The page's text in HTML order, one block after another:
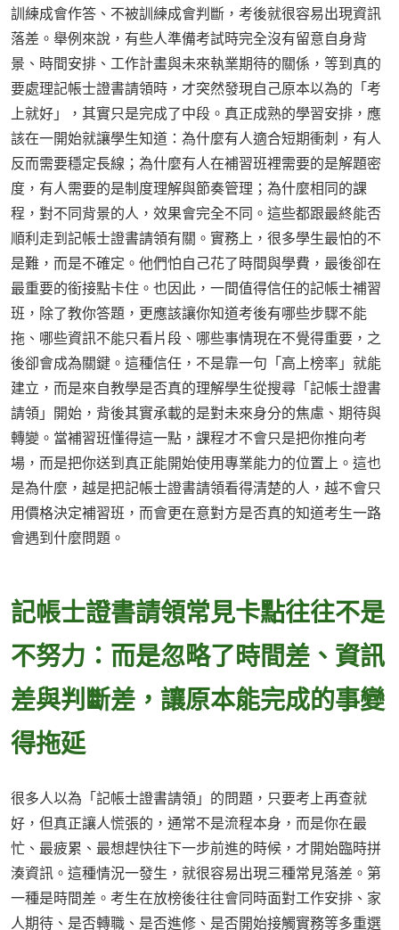
訓練成會作答、不被訓練成會判斷，考後就很容易出現資訊
落差。舉例來說，有些人準備考試時完全沒有留意自身背
景、時間安排、工作計畫與未來執業期待的關係，等到真的
要處理記帳士證書請領時，才突然發現自己原本以為的「考
上就好」，其實只是完成了中段。真正成熟的學習安排，應
該在一開始就讓學生知道：為什麼有人適合短期衝刺，有人
反而需要穩定長線；為什麼有人在補習班裡需要的是解題密
度，有人需要的是制度理解與節奏管理；為什麼相同的課
程，對不同背景的人，效果會完全不同。這些都跟最終能否
順利走到記帳士證書請領有關。實務上，很多學生最怕的不
是難，而是不確定。他們怕自己花了時間與學費，最後卻在
最重要的銜接點卡住。也因此，一間值得信任的記帳士補習
班，除了教你答題，更應該讓你知道考後有哪些步驟不能
拖、哪些資訊不能只看片段、哪些事情現在不覺得重要，之
後卻會成為關鍵。這種信任，不是靠一句「高上榜率」就能
建立，而是來自教學是否真的理解學生從搜尋「記帳士證書
請領」開始，背後其實承載的是對未來身分的焦慮、期待與
轉變。當補習班懂得這一點，課程才不會只是把你推向考
場，而是把你送到真正能開始使用專業能力的位置上。這也
是為什麼，越是把記帳士證書請領看得清楚的人，越不會只
用價格決定補習班，而會更在意對方是否真的知道考生一路
會遇到什麼問題。
記帳士證書請領常見卡點往往不是
不努力：而是忽略了時間差、資訊
差與判斷差，讓原本能完成的事變
得拖延
很多人以為「記帳士證書請領」的問題，只要考上再查就
好，但真正讓人慌張的，通常不是流程本身，而是你在最
忙、最疲累、最想趕快往下一步前進的時候，才開始臨時拼
湊資訊。這種情況一發生，就很容易出現三種常見落差。第
一種是時間差。考生在放榜後往往會同時面對工作安排、家
人期待、是否轉職、是否進修、是否開始接觸實務等多重選